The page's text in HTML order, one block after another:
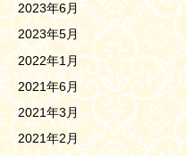
2023年6月
2023年5月
2022年1月
2021年6月
2021年3月
2021年2月